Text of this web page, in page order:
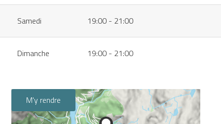
Samedi 19:00 - 21:00
Dimanche 19:00 - 21:00
M'y rendre